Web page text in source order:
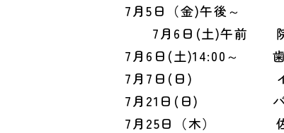
7月5日（金)午後～
7月6日(土)午前 院内
7月6日(土)14:00～ 歯
7月7日(日) インプ
7月21日(日) バイオ
7月25日（木） 佐々